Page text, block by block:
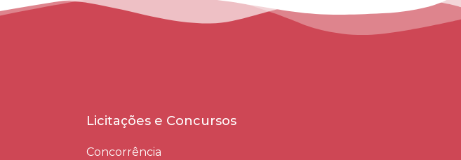
Licitações e Concursos
Concorrência